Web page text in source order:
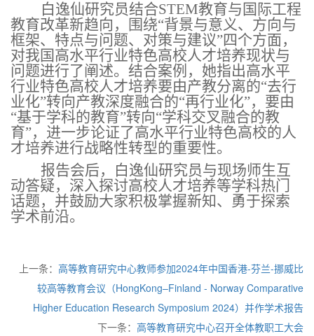
白逸仙研究员结合STEM教育与国际工程
教育改革新趋向，围绕“背景与意义、方向与
框架、特点与问题、对策与建议”四个方面，
对我国高水平行业特色高校人才培养现状与
问题进行了阐述。结合案例，她指出高水平
行业特色高校人才培养要由产教分离的“去行
业化”转向产教深度融合的“再行业化”，要由
“基于学科的教育”转向“学科交叉融合的教
育”，进一步论证了高水平行业特色高校的人
才培养进行战略性转型的重要性。
报告会后，白逸仙研究员与现场师生互
动答疑，深入探讨高校人才培养等学科热门
话题，并鼓励大家积极掌握新知、勇于探索
学术前沿。
上一条： 高等教育研究中心教师参加2024年中国香港-芬兰-挪威比
较高等教育会议（HongKong–Finland - Norway Comparative
Higher Education Research Symposium 2024）并作学术报告
下一条： 高等教育研究中心召开全体教职工大会